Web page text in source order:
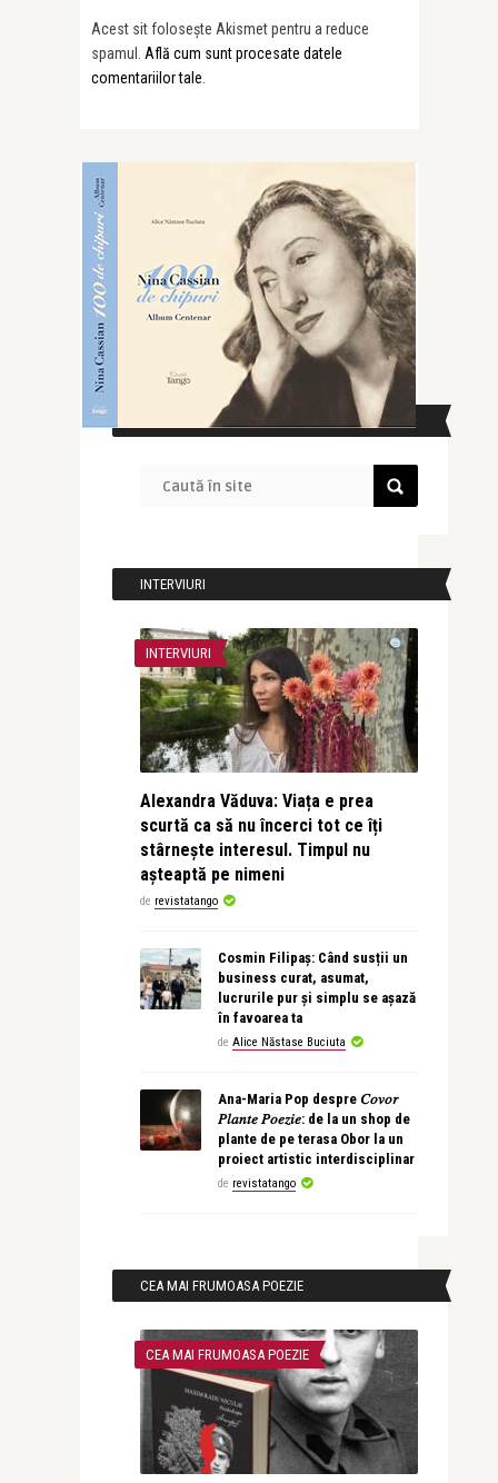
Acest sit folosește Akismet pentru a reduce
spamul. Află cum sunt procesate datele
comentariilor tale
CAUTĂ ÎN SITE
INTERVIURI
INTERVIURI
Alexandra Văduva: Viața e prea
scurtă ca să nu încerci tot ce îți
stârnește interesul. Timpul nu
așteaptă pe nimeni
de revistatango
Cosmin Filipaș: Când susții un
business curat, asumat,
lucrurile pur și simplu se așază
în favoarea ta
de Alice Năstase Buciuta
Ana-Maria Pop despre 𝐶𝑜𝑣𝑜𝑟
𝑃𝑙𝑎𝑛𝑡𝑒 𝑃𝑜𝑒𝑧𝑖𝑒: de la un shop de
plante de pe terasa Obor la un
proiect artistic interdisciplinar
de revistatango
CEA MAI FRUMOASA POEZIE
CEA MAI FRUMOASA POEZIE